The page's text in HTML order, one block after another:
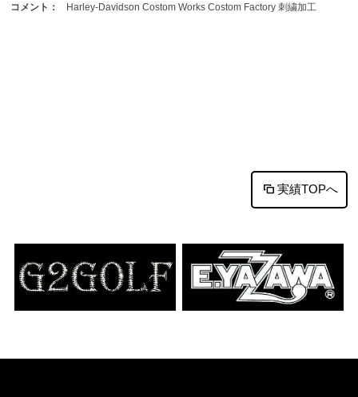
コメント： Harley-Davidson Costom Works Costom Factory 刺繍加工
実績TOPへ